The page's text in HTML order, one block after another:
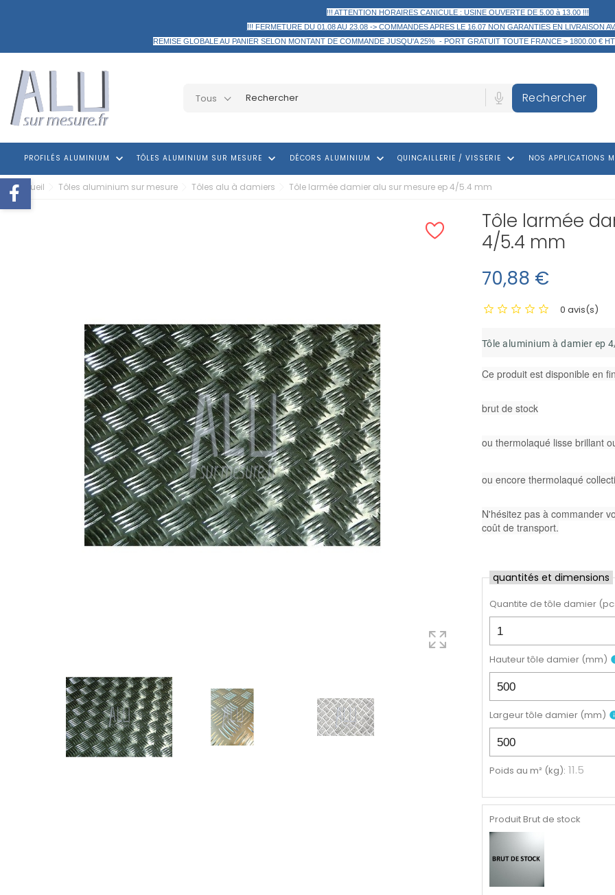
!!! ATTENTION HORAIRES CANICULE : USINE OUVERTE DE 5.00 à 13.00 !!!
!!! FERMETURE DU 01.08 AU 23.08 -> COMMANDES APRES LE 16.07 NON GARANTIES EN LIVRAISON
REMISE GLOBALE AU PANIER SELON MONTANT DE COMMANDE JUSQU'A 25% - PORT GRATUIT TOUTE FRANCE > 1800.00 €
Tous Rechercher
PROFILÉS ALUMINIUM keyboard_arrow_down TÔLES ALUMINIUM SUR MESURE keyboard_arrow_down DÉCORS ALUMINIUM keyboard_arrow_down QUINCAILLERIE / VISSERIE keyboard_arrow_down NOS APPLICATIONS
Accueil Tôles aluminium sur mesure Tôles alu à damiers Tôle larmée damier alu sur mesure ep 4/5.4 mm
Tôle larmée
4/5.4 mm
70,88 €
0 avis(s)
Tôle aluminium à damier ep
Ce produit est disponible en
brut de stock
ou thermolaqué lisse brillant
ou encore thermolaqué
N'hésitez pas à commander
coût de transport.
quantités et dimensions
Quantite de tôle damier (
Hauteur tôle damier (mm)
Largeur tôle damier (mm)
Poids au m² (kg): 11.5
Produit Brut de stock